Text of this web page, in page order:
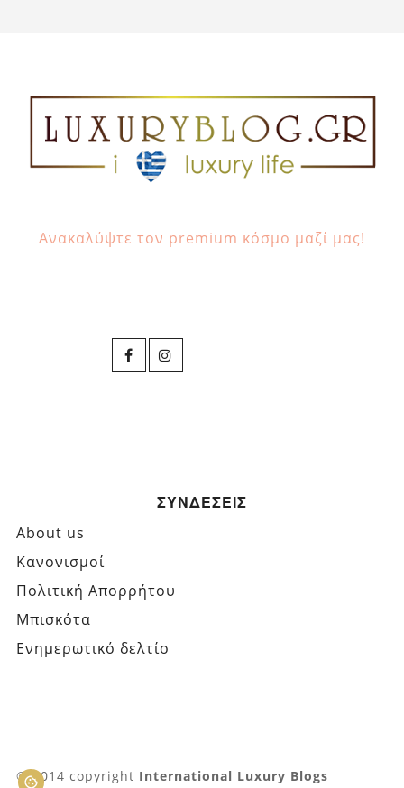
Ανακαλύψτε τον premium κόσμο μαζί μας!
ΣΥΝΔΕΣΕΙΣ
About us
Κανονισμοί
Πολιτική Απορρήτου
Μπισκότα
Ενημερωτικό δελτίο
© 2014 copyright International Luxury Blogs